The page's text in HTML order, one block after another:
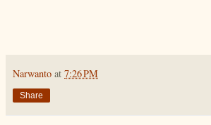
Narwanto at 7:26 PM
Share